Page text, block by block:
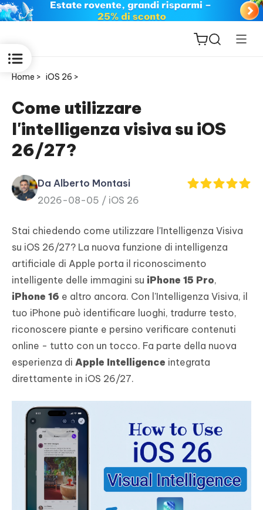
ReiBoot
for iOS
PDNob
PDF
New
iAnyGo
Home > iOS 26 >
Come utilizzare
l'intelligenza visiva su iOS
26/27?
Da Alberto Montasi
2026-08-05 / iOS 26
Stai chiedendo come utilizzare l'Intelligenza Visiva
su iOS 26/27? La nuova funzione di intelligenza
artificiale di Apple porta il riconoscimento
intelligente delle immagini su iPhone 15 Pro,
iPhone 16 e altro ancora. Con l'Intelligenza Visiva, il
tuo iPhone può identificare luoghi, tradurre testo,
riconoscere piante e persino verificare contenuti
online - tutto con un tocco. Fa parte della nuova
esperienza di Apple Intelligence integrata
direttamente in iOS 26/27.